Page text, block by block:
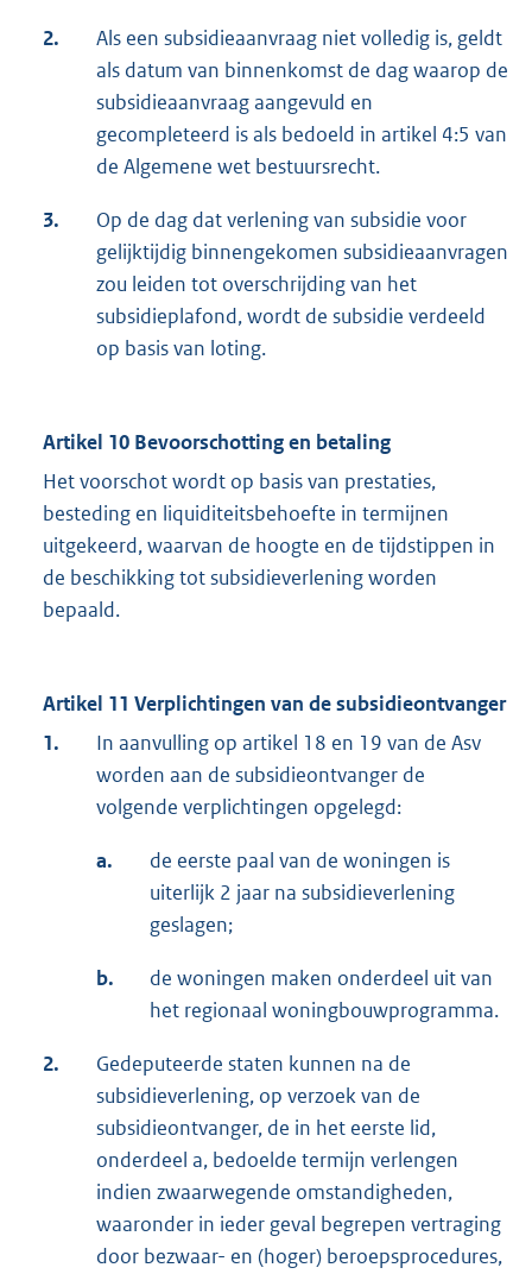
2.
Als een subsidieaanvraag niet volledig is, geldt
als datum van binnenkomst de dag waarop de
subsidieaanvraag aangevuld en
gecompleteerd is als bedoeld in artikel 4:5 van
de Algemene wet bestuursrecht.
3.
Op de dag dat verlening van subsidie voor
gelijktijdig binnengekomen subsidieaanvragen
zou leiden tot overschrijding van het
subsidieplafond, wordt de subsidie verdeeld
op basis van loting.
Artikel 10 Bevoorschotting en betaling
Het voorschot wordt op basis van prestaties,
besteding en liquiditeitsbehoefte in termijnen
uitgekeerd, waarvan de hoogte en de tijdstippen in
de beschikking tot subsidieverlening worden
bepaald.
Artikel 11 Verplichtingen van de subsidieontvanger
1.
In aanvulling op artikel 18 en 19 van de Asv
worden aan de subsidieontvanger de
volgende verplichtingen opgelegd:
a.
de eerste paal van de woningen is
uiterlijk 2 jaar na subsidieverlening
geslagen;
b.
de woningen maken onderdeel uit van
het regionaal woningbouwprogramma.
2.
Gedeputeerde staten kunnen na de
subsidieverlening, op verzoek van de
subsidieontvanger, de in het eerste lid,
onderdeel a, bedoelde termijn verlengen
indien zwaarwegende omstandigheden,
waaronder in ieder geval begrepen vertraging
door bezwaar- en (hoger) beroepsprocedures,